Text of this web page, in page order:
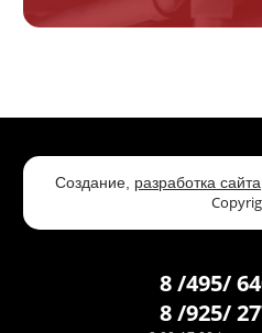
Создание, разработка сайта
8 /495/
8 /925/